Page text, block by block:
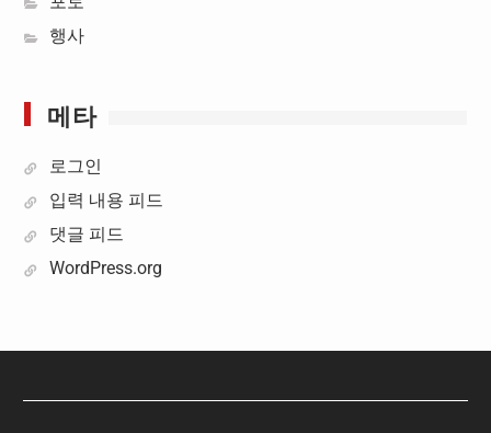
행사
메타
로그인
입력 내용 피드
댓글 피드
WordPress.org